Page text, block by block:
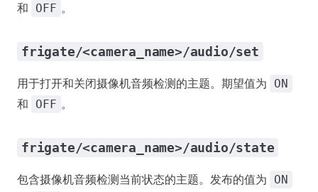
和 OFF 。
frigate/<camera_name>/audio/set
用于打开和关闭摄像机音频检测的主题。期望值为 ON
和 OFF 。
frigate/<camera_name>/audio/state
包含摄像机音频检测当前状态的主题。发布的值为 ON